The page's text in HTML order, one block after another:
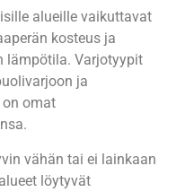
alueille vaikuttavat
kosteus ja
lämpötila. Varjotyypit
ja
omat
vähän tai ei lainkaan
löytyvät